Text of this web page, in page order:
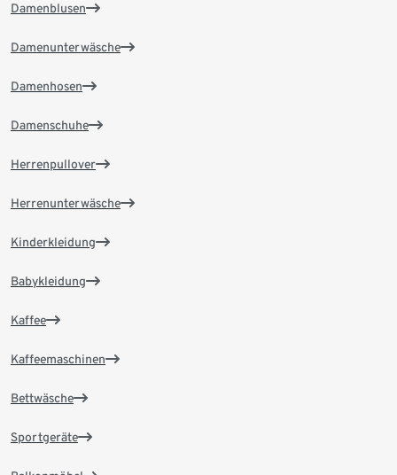
Damenblusen
Damenunterwäsche
Damenhosen
Damenschuhe
Herrenpullover
Herrenunterwäsche
Kinderkleidung
Babykleidung
Kaffee
Kaffeemaschinen
Bettwäsche
Sportgeräte